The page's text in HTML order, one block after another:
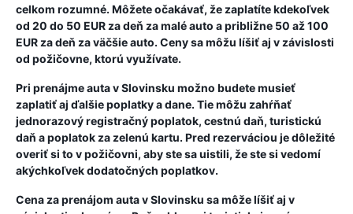
celkom rozumné. Môžete očakávať, že zaplatíte kdekoľvek
od 20 do 50 EUR za deň za malé auto a približne 50 až 100
EUR za deň za väčšie auto. Ceny sa môžu líšiť aj v závislosti
od požičovne, ktorú využívate.
Pri prenájme auta v Slovinsku možno budete musieť
zaplatiť aj ďalšie poplatky a dane. Tie môžu zahŕňať
jednorazový registračný poplatok, cestnú daň, turistickú
daň a poplatok za zelenú kartu. Pred rezerváciou je dôležité
overiť si to v požičovni, aby ste sa uistili, že ste si vedomí
akýchkoľvek dodatočných poplatkov.
Cena za prenájom auta v Slovinsku sa môže líšiť aj v